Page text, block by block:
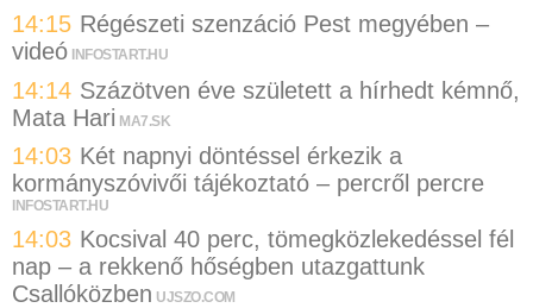
14:15 Régészeti szenzáció Pest megyében –
videó INFOSTART.HU
14:14 Százötven éve született a hírhedt kémnő,
Mata Hari MA7.SK
14:03 Két napnyi döntéssel érkezik a
kormányszóvivői tájékoztató – percről percre
INFOSTART.HU
14:03 Kocsival 40 perc, tömegközlekedéssel fél
nap – a rekkenő hőségben utazgattunk
Csallóközben UJSZO.COM